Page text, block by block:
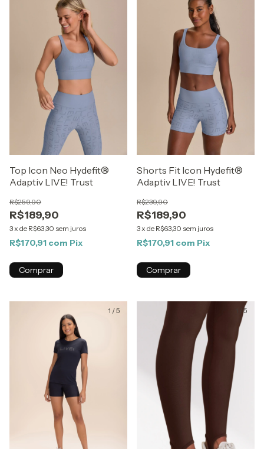
Top Icon Neo Hydefit®
Adaptiv LIVE! Trust
R$189,90
R$259,90
3x de R$63,30 sem juros
R$170,91 com Pix
Comprar
Shorts Fit Icon Hydefit®
Adaptiv LIVE! Trust
R$189,90
R$239,90
3x de R$63,30 sem juros
R$170,91 com Pix
Comprar
1 /5 5